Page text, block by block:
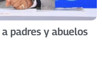
padres y abuelos